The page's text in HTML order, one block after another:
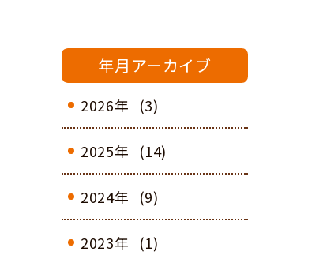
年月アーカイブ
2026年 (3)
2025年 (14)
2024年 (9)
2023年 (1)